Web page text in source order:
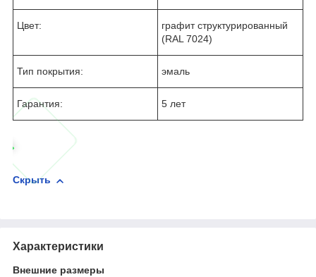
Цвет:
графит структурированный
(RAL 7024)
Тип покрытия: эмаль
Гарантия: 5 лет
Скрыть
Характеристики
Внешние размеры